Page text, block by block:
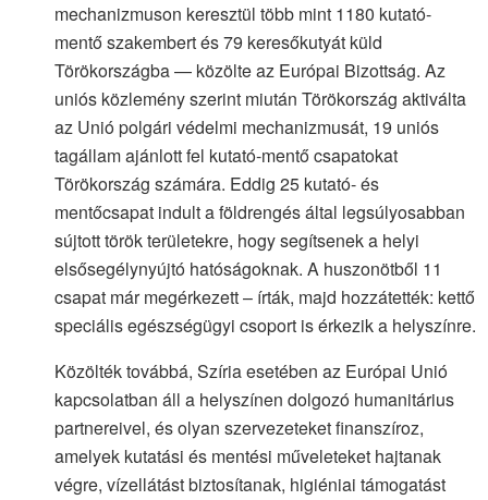
mechanizmuson keresztül több mint 1180 kutató-
mentő szakembert és 79 keresőkutyát küld
Törökországba — közölte az Európai Bizottság. Az
uniós közlemény szerint miután Törökország aktiválta
az Unió polgári védelmi mechanizmusát, 19 uniós
tagállam ajánlott fel kutató-mentő csapatokat
Törökország számára. Eddig 25 kutató- és
mentőcsapat indult a földrengés által legsúlyosabban
sújtott török területekre, hogy segítsenek a helyi
elsősegélynyújtó hatóságoknak. A huszonötből 11
csapat már megérkezett – írták, majd hozzátették: kettő
speciális egészségügyi csoport is érkezik a helyszínre.
Közölték továbbá, Szíria esetében az Európai Unió
kapcsolatban áll a helyszínen dolgozó humanitárius
partnereivel, és olyan szervezeteket finanszíroz,
amelyek kutatási és mentési műveleteket hajtanak
végre, vízellátást biztosítanak, higiéniai támogatást